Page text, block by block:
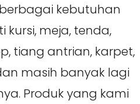
kebutuhan
meja, tenda,
tiang antrian, karpet,
masih banyak lagi
Produk yang kami